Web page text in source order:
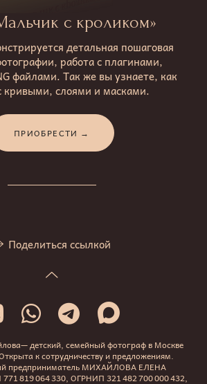
с кроликом»
детальная пошаговая
работа с плагинами,
файлами. Так же вы узнаете, как
кривыми, слоями и масками.
ПРИОБРЕСТИ →
Поделиться ссылкой
детский, семейный фотограф в Москве
к сотрудничеству и предложениям.
предприниматель МИХАЙЛОВА ЕЛЕНА
819 064 330, ОГРНИП 321 482 700 000 432,